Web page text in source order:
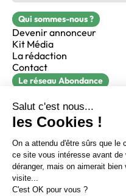
Sur LinkedIn
Sur X Sur
Qui sommes-nous ?
Devenir annonceur
Kit Média
La rédaction
Contact
Le réseau Abondance
Réacteur
alfie formation